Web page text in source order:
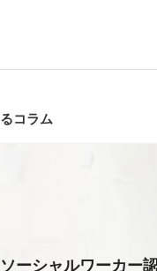
コラム
ーシャルワーカー